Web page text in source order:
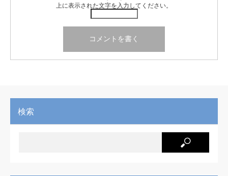
上に表示された文字を入力してください。
検索